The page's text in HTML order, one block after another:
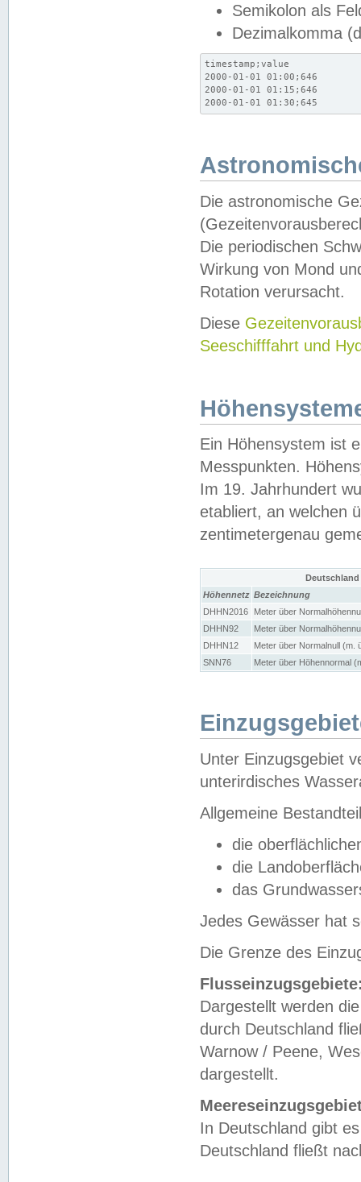
Semikolon als
Dezimalkomma
timestamp;value
2000-01-01 01:00;646
2000-01-01 01:15;646
2000-01-01 01:30;645
Die astronomische
Die periodischen
Wirkung von Mond
Rotation verursacht.
Diese
Seeschifffahrt und
Ein Höhensystem ist
Messpunkten.
Im 19. Jahrhundert
etabliert, an welchen
zentimetergenau
Höhennetz Bezeichnung
DHHN2016
Meter über
DHHN92
Meter über
DHHN12
Meter über Normalnull (m.
SNN76
Meter über Höhennormal
Unter Einzugsgebiet
unterirdisches
Allgemeine
die
die
das
Jedes Gewässer hat
Die Grenze des
Dargestellt werden
durch Deutschland
Warnow / Peene,
dargestellt.
In Deutschland gibt
Deutschland fließt